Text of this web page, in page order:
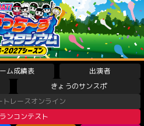
ム成績表
出演者
きょうのサンスポ
トレースオンライン
ンコンテスト